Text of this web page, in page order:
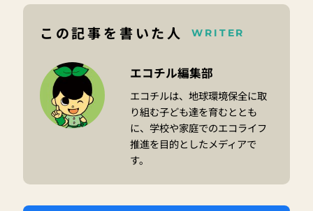
この記事を書いた人 WRITER
エコチル編集部
エコチルは、地球環境保全に取
り組む子ども達を育むととも
に、学校や家庭でのエコライフ
推進を目的としたメディアで
す。